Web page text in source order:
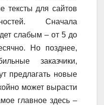
тексты для сайтов
Сначала
слабым – от 5 до
Но позднее,
заказчики,
предлагать новые
может вырасти
главное здесь –